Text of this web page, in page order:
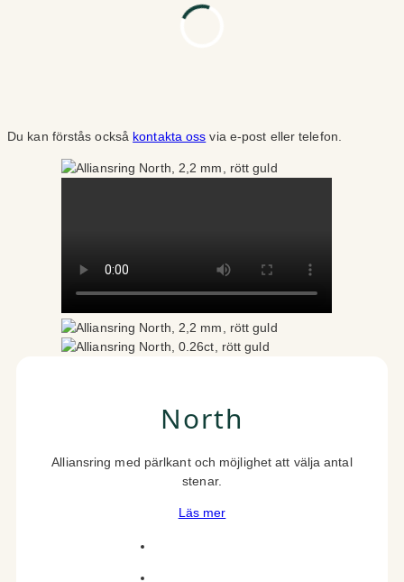
Du kan förstås också kontakta oss via e-post eller telefon.
North
Alliansring med pärlkant och möjlighet att välja antal
stenar.
Läs mer